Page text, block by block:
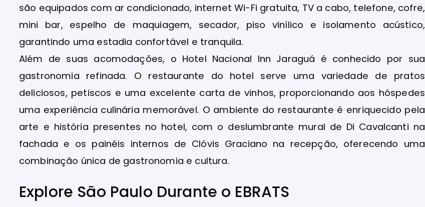
são equipados com ar condicionado, internet Wi-Fi gratuita, TV a cabo, telefone, cofre,
mini bar, espelho de maquiagem, secador, piso vinílico e isolamento acústico,
garantindo uma estadia confortável e tranquila.
Além de suas acomodações, o Hotel Nacional Inn Jaraguá é conhecido por sua
gastronomia refinada. O restaurante do hotel serve uma variedade de pratos
deliciosos, petiscos e uma excelente carta de vinhos, proporcionando aos hóspedes
uma experiência culinária memorável. O ambiente do restaurante é enriquecido pela
arte e história presentes no hotel, com o deslumbrante mural de Di Cavalcanti na
fachada e os painéis internos de Clóvis Graciano na recepção, oferecendo uma
combinação única de gastronomia e cultura.
Explore São Paulo Durante o EBRATS